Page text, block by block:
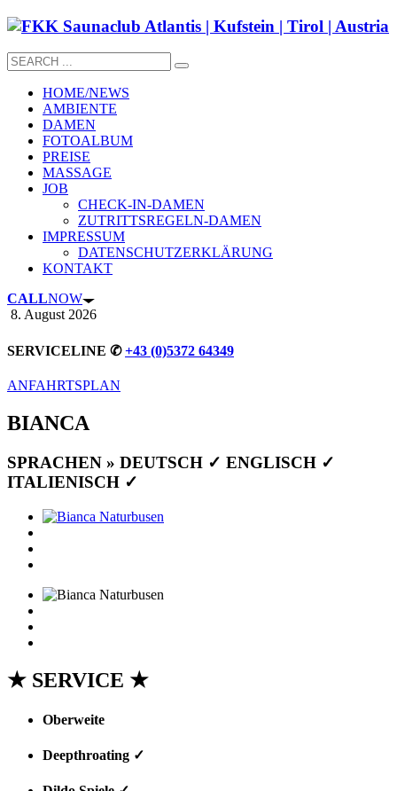
HOME/NEWS
AMBIENTE
DAMEN
FOTOALBUM
PREISE
MASSAGE
JOB
CHECK-IN-DAMEN
ZUTRITTSREGELN-DAMEN
IMPRESSUM
DATENSCHUTZERKLÄRUNG
KONTAKT
CALLNOW
8. August 2026
SERVICELINE ✆+43 (0)5372 64349
ANFAHRTSPLAN
BIANCA
SPRACHEN » DEUTSCH ✓ ENGLISCH ✓
ITALIENISCH ✓
★ SERVICE ★
Oberweite
Deepthroating ✓